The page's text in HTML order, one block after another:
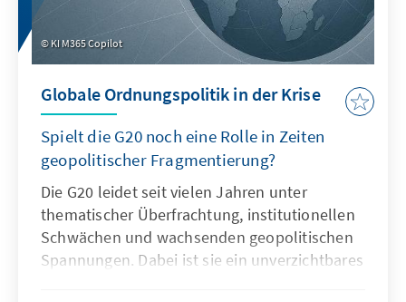
KI M365 Copilot
Globale Ordnungspolitik in der Krise
Spielt die G20 noch eine Rolle in Zeiten
geopolitischer Fragmentierung?
Die G20 leidet seit vielen Jahren unter
thematischer Überfrachtung, institutionellen
Schwächen und wachsenden geopolitischen
Spannungen. Dabei ist sie ein unverzichtbares